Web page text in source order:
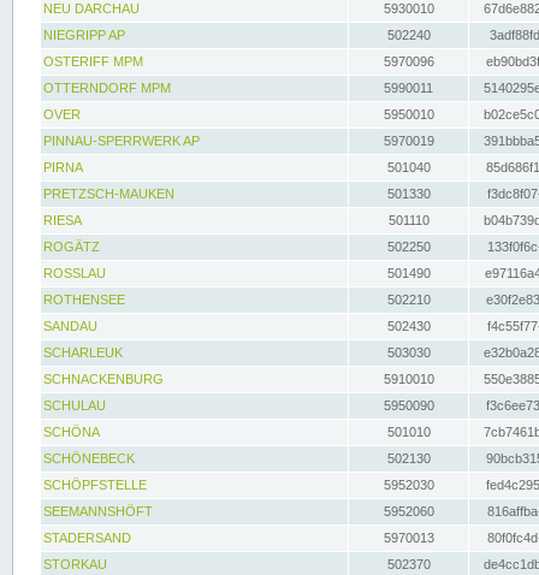
NEU DARCHAU
5930010
NIEGRIPP AP
502240
OSTERIFF MPM
5970096
OTTERNDORF MPM
5990011
OVER
5950010
PINNAU-SPERRWERK AP
5970019
PIRNA
501040
PRETZSCH-MAUKEN
501330
RIESA
501110
ROGÄTZ
502250
ROSSLAU
501490
ROTHENSEE
502210
SANDAU
502430
SCHARLEUK
503030
SCHNACKENBURG
5910010
SCHULAU
5950090
SCHÖNA
501010
SCHÖNEBECK
502130
SCHÖPFSTELLE
5952030
SEEMANNSHÖFT
5952060
STADERSAND
5970013
STORKAU
502370